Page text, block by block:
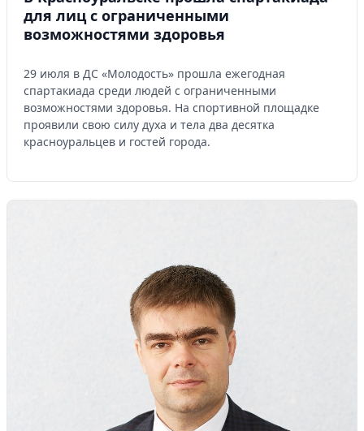
для лиц с ограниченными
возможностями здоровья
29 июля в ДС «Молодость» прошла ежегодная
спартакиада среди людей с ограниченными
возможностями здоровья. На спортивной площадке
проявили свою силу духа и тела два десятка
красноуральцев и гостей города.